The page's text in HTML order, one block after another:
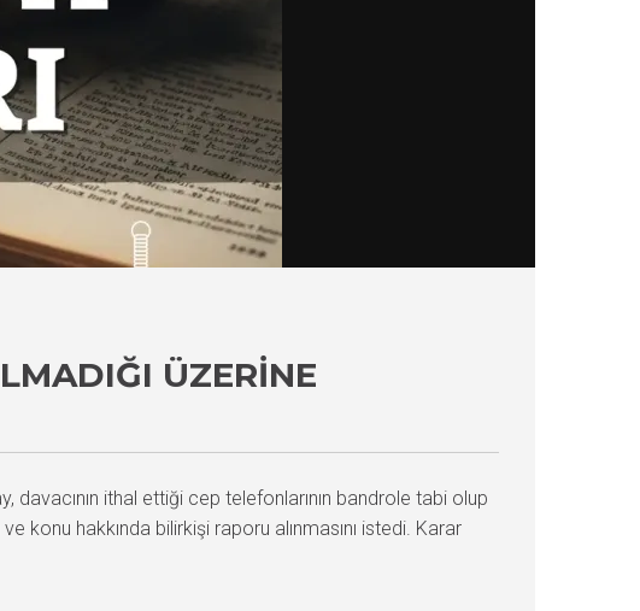
ÜZERINE
davacının ithal ettiği cep telefonlarının bandrole tabi olup
konu hakkında bilirkişi raporu alınmasını istedi. Karar